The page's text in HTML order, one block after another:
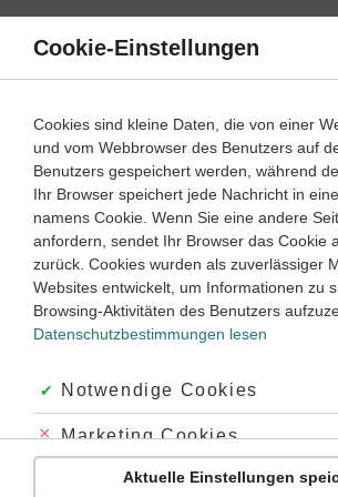
Direkt
Inhalt
Physik 5. Klasse ‐ Abitur
Oberflächenspannung
DieOberflächenspannungtritt an der
Flüssigkeit, aber auch an derGrenzfläche
mischbarer Flüssigkeiten auf und wirkt
der Ober- bzw. Grenzfläche entgegen, die
gespannte elastische „Haut“. Die
u. a. bei der Strömung durchKapillaren
Ursache der Oberflächenspannung sind
Molekülen der Flüssigkeit wirkenden
Kohäsionskräfte
. Sie sind nach allen
Cookie-Einstellungen
Cookies sind kleine Daten, die von einer
und vom Webbrowser des Benutzers auf
Benutzers gespeichert werden, während
Ihr Browser speichert jede Nachricht in
namens Cookie. Wenn Sie eine andere
anfordern, sendet Ihr Browser das Cookie
zurück. Cookies wurden als zuverlässiger
Websites entwickelt, um Informationen zu
Browsing-Aktivitäten des Benutzers
Datenschutzbestimmungen lesen
Akzeptiert:
Notwendige Cookies
Abgelehnt:
Marketing Cookies
Abgelehnt:
Personalisierungs-Cookies
Aktuelle Einstellungen